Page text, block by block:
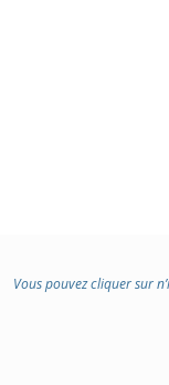
Vous pouvez cliquer sur